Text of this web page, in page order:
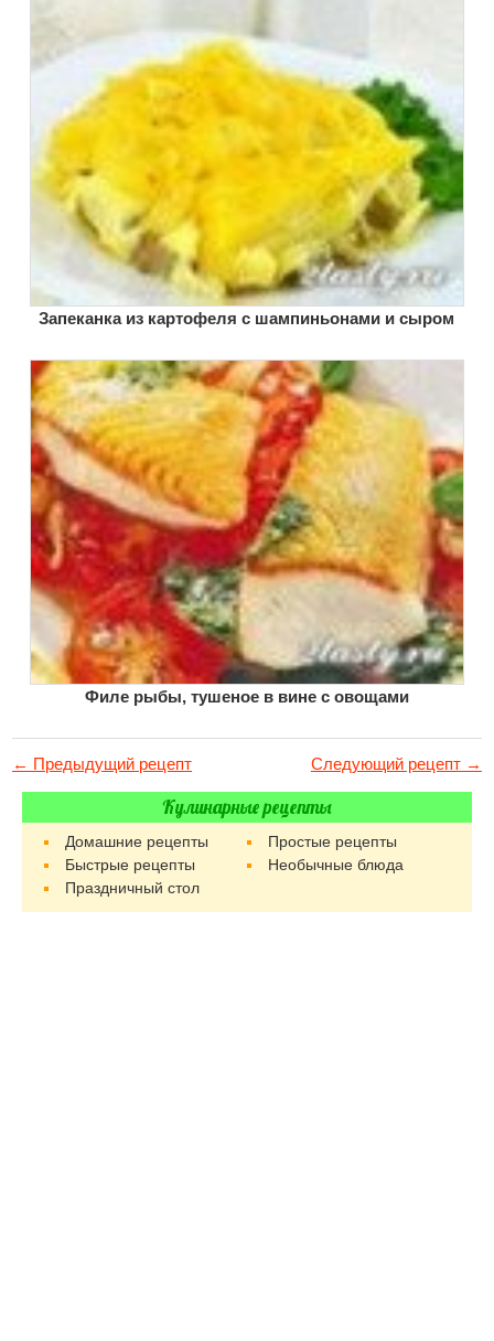
Запеканка из картофеля с шампиньонами и сыром
Филе рыбы, тушеное в вине с овощами
← Предыдущий рецепт Следующий рецепт →
Кулинарные рецепты
Домашние рецепты
Простые рецепты
Быстрые рецепты
Необычные блюда
Праздничный стол